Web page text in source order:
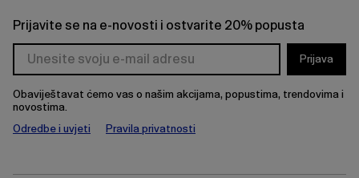
Prijavite se na e-novosti i ostvarite 20% popusta
Prijava
Obaviještavat ćemo vas o našim akcijama, popustima, trendovima i
novostima.
Odredbe i uvjeti
Pravila privatnosti